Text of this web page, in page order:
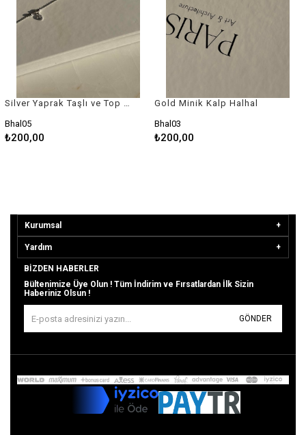
Silver Yaprak Taşlı ve Top Halhal
Bhal05
₺200,00
Gold Minik Kalp Halhal
Bhal03
₺200,00
Kurumsal
Yardım
BIZDEN HABERLER
Bültenimize Üye Olun ! Tüm İndirim ve Fırsatlardan İlk Sizin
Haberiniz Olsun !
GÖNDER